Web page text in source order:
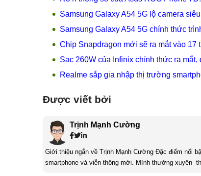
Samsung Galaxy A54 5G lộ camera
Samsung Galaxy A54 5G chính thức
Chip Snapdragon mới sẽ ra mắt vào 17
Sạc 260W của Infinix chính thức ra
Realme sắp gia nhập thị trường
Được viết bởi
Trịnh Mạnh Cường
Giới thiệu ngắn về Trịnh Mạnh Cường Đặc điểm nổi bật Công nghệ là một điều thú vị, mình luôn dành sự chú ý cho các sản phẩm
smartphone và viễn thông mới. Mình thường xuyên